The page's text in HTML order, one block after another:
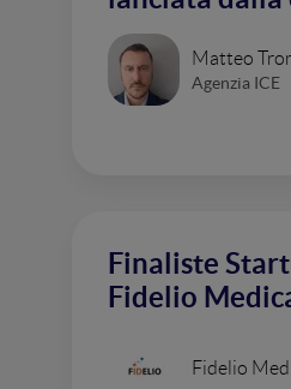
Matteo
Agenzia ICE
Finaliste
Fidelio
Fidelio